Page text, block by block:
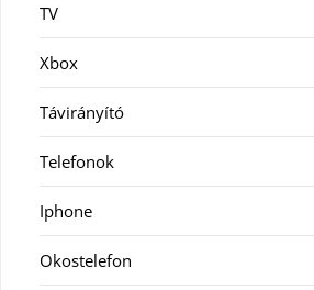
TV
Xbox
Távirányító
Telefonok
Iphone
Okostelefon